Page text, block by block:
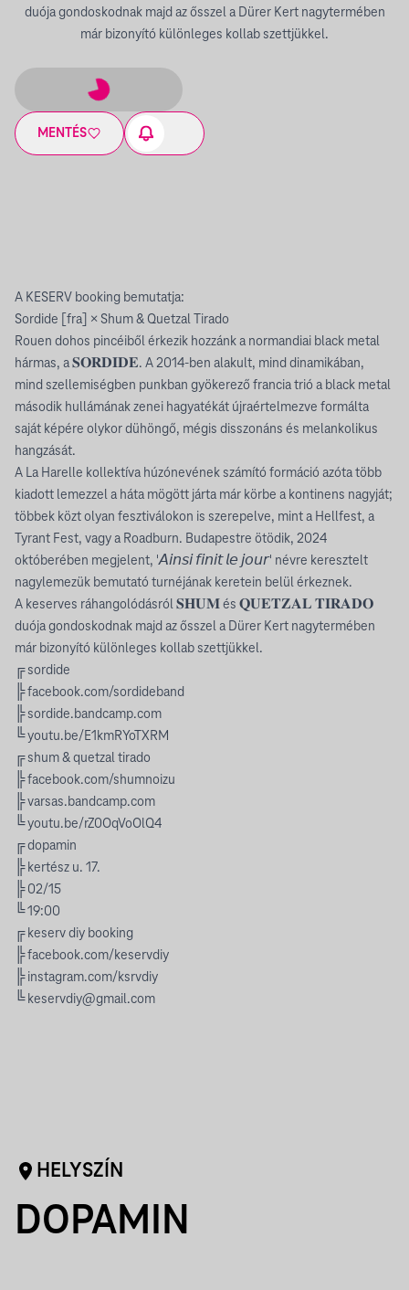
duója gondoskodnak majd az ősszel a Dürer Kert nagytermében
már bizonyító különleges kollab szettjükkel.
MENTÉS
A KESERV booking bemutatja:
Sordide [fra] × Shum & Quetzal Tirado
Rouen dohos pincéiből érkezik hozzánk a normandiai black metal
hármas, a 𝐒𝐎𝐑𝐃𝐈𝐃𝐄. A 2014-ben alakult, mind dinamikában,
mind szellemiségben punkban gyökerező francia trió a black metal
második hullámának zenei hagyatékát újraértelmezve formálta
saját képére olykor dühöngő, mégis disszonáns és melankolikus
hangzását.
A La Harelle kollektíva húzónevének számító formáció azóta több
kiadott lemezzel a háta mögött járta már körbe a kontinens nagyját;
többek közt olyan fesztiválokon is szerepelve, mint a Hellfest, a
Tyrant Fest, vagy a Roadburn. Budapestre ötödik, 2024
októberében megjelent, '𝘈𝘪𝘯𝘴𝘪 𝘧𝘪𝘯𝘪𝘵 𝘭𝘦 𝘫𝘰𝘶𝘳' névre keresztelt
nagylemezük bemutató turnéjának keretein belül érkeznek.
A keserves ráhangolódásról 𝐒𝐇𝐔𝐌 és 𝐐𝐔𝐄𝐓𝐙𝐀𝐋 𝐓𝐈𝐑𝐀𝐃𝐎
duója gondoskodnak majd az ősszel a Dürer Kert nagytermében
már bizonyító különleges kollab szettjükkel.
╔ sordide
╠facebook.com/sordideband
╠sordide.bandcamp.com
╚youtu.be/E1kmRYoTXRM
╔ shum & quetzal tirado
╠facebook.com/shumnoizu
╠varsas.bandcamp.com
╚youtu.be/rZ0OqVoOlQ4
╔ dopamin
╠ kertész u. 17.
╠ 02/15
╚ 19:00
╔ keserv diy booking
╠facebook.com/keservdiy
╠instagram.com/ksrvdiy
╚ keservdiy@gmail.com
HELYSZÍN
DOPAMIN